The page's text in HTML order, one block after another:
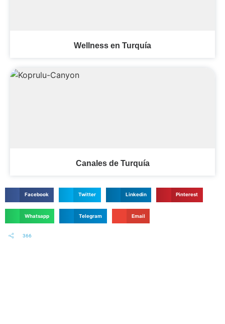
Wellness en Turquía
Canales de Turquía
Facebook Twitter Linkedin Pinterest
Whatsapp Telegram Email
366